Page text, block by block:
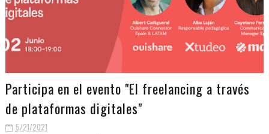
Participa en el evento "El freelancing a través
de plataformas digitales"
5/21/2021